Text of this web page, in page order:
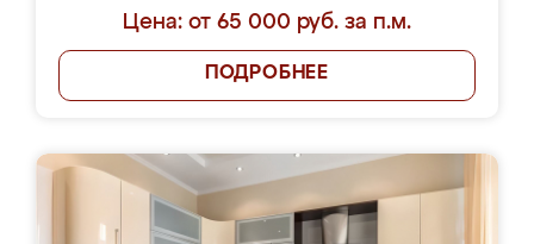
Цена: от 65 000 руб. за п.м.
ПОДРОБНЕЕ